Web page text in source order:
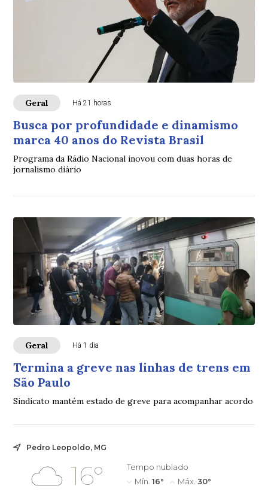
Geral Há 21 horas
Busca por profundidade e dinamismo
marca 40 anos do Revista Brasil
Programa da Rádio Nacional inovou com duas horas de
jornalismo diário
Geral Há 1 dia
Termina a greve nas linhas de trens em
São Paulo
Sindicato mantém estado de greve para acompanhar acordo
Pedro Leopoldo, MG
16°
Tempo nublado
Mín. 16° Máx. 30°